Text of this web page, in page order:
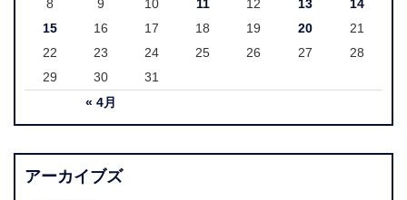
« 4月
8
9 10 11 12 13
14
15
16 17 18 19 20
21
22
23 24 25 26 27
28
29
30 31
アーカイブズ